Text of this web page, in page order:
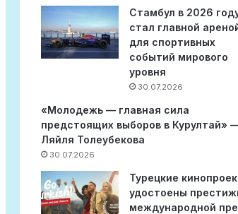
Стамбул в 2026
стал главной
для спортивных
событий мирового
уровня
30.07.2026
«Молодежь — главная сила
предстоящих выборов в Курултай»
Ляйля Толеубекова
30.07.2026
Турецкие
удостоены
международной